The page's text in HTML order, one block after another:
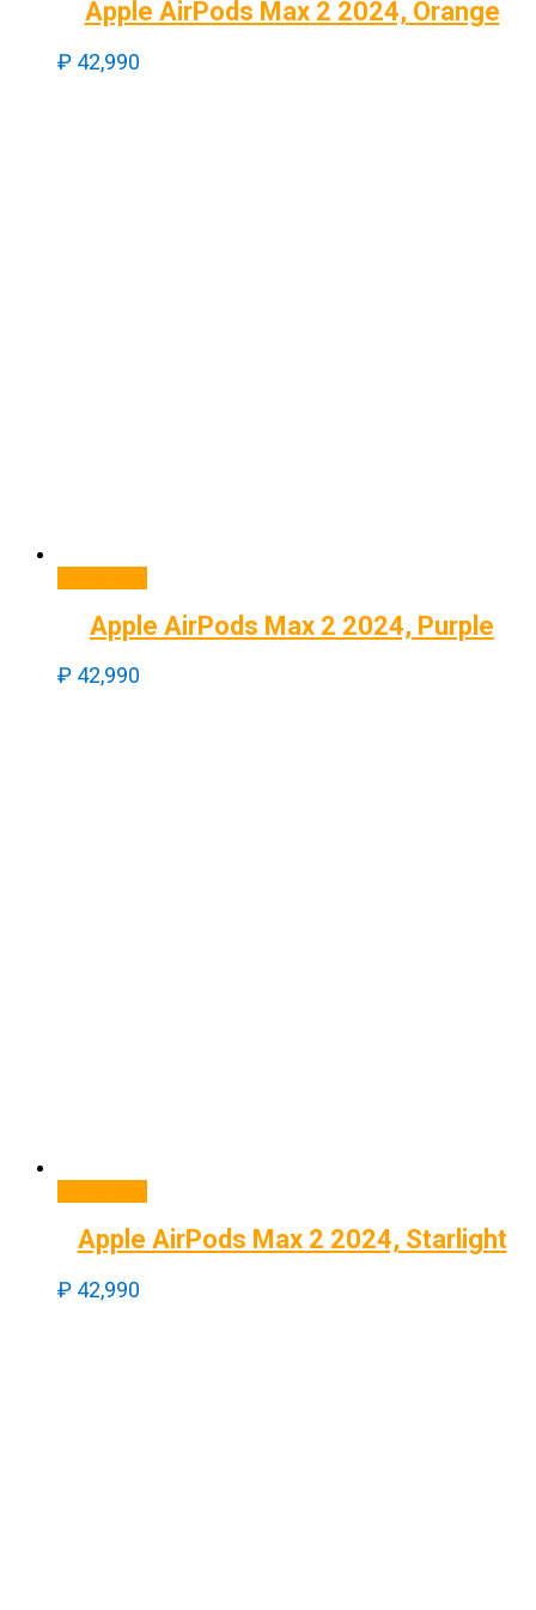
Apple AirPods Max 2 2024, Orange
₽ 42,990
Apple AirPods Max 2 2024, Purple
₽ 42,990
Apple AirPods Max 2 2024, Starlight
₽ 42,990